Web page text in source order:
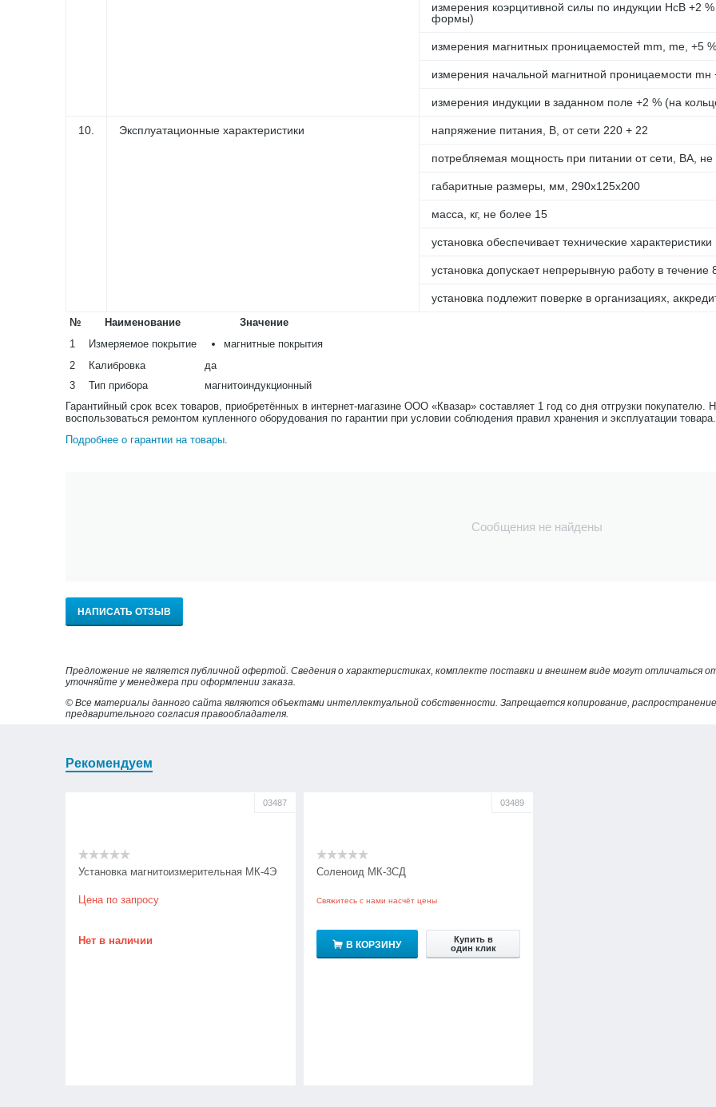
измерения коэрцитивной силы по индукции HcB +2
формы)
измерения магнитных проницаемостей mm, me, +5
измерения начальной магнитной проницаемости mн
измерения индукции в заданном поле +2 % (на
10. Эксплуатационные характеристики напряжение питания, В, от сети 220 + 22
потребляемая мощность при питании от сети, ВА,
габаритные размеры, мм, 290х125х200
масса, кг, не более 15
установка обеспечивает технические
установка допускает непрерывную работу в течение
установка подлежит поверке в организациях,
№ Наименование
Значение
1
Измеряемое покрытие
магнитные покрытия
2
Калибровка
да
3
Тип прибора
магнитоиндукционный
Гарантийный срок всех товаров, приобретённых в интернет-магазине ООО «Квазар» составляет 1 год со дня отгрузки покупателю.
воспользоваться ремонтом купленного оборудования по гарантии при условии соблюдения правил хранения и эксплуатации товара.
Подробнее о гарантии на товары.
Сообщения не найдены
НАПИСАТЬ ОТЗЫВ
Предложение не является публичной офертой. Сведения о характеристиках, комплекте поставки и внешнем виде могут отличаться
уточняйте у менеджера при оформлении заказа.
© Все материалы данного сайта являются объектами интеллектуальной собственности. Запрещается копирование,
предварительного согласия правообладателя.
Рекомендуем
03487
Установка магнитоизмерительная МК-4Э
Цена по запросу
Нет в наличии
03489
Соленоид МК-3СД
Свяжитесь с нами насчёт цены
В КОРЗИНУ
Купить в
один клик